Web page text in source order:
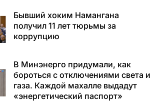
Бывший хоким Намангана
получил 11 лет тюрьмы за
коррупцию
В Минэнерго придумали, как
бороться с отключениями света и
газа. Каждой махалле выдадут
«энергетический паспорт»